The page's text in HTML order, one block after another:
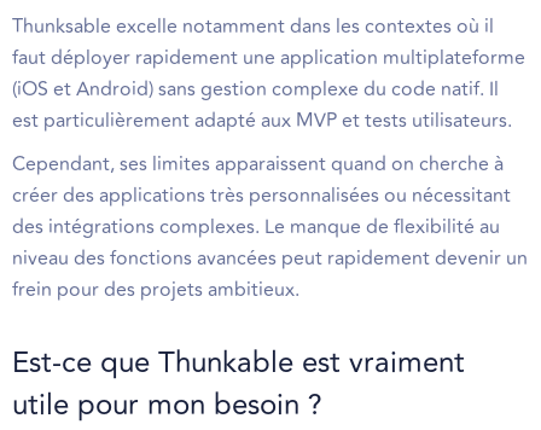
Thunksable excelle notamment dans les contextes où il
faut déployer rapidement une application multiplateforme
(iOS et Android) sans gestion complexe du code natif. Il
est particulièrement adapté aux MVP et tests utilisateurs.
Cependant, ses limites apparaissent quand on cherche à
créer des applications très personnalisées ou nécessitant
des intégrations complexes. Le manque de flexibilité au
niveau des fonctions avancées peut rapidement devenir un
frein pour des projets ambitieux.
Est-ce que Thunkable est vraiment
utile pour mon besoin ?